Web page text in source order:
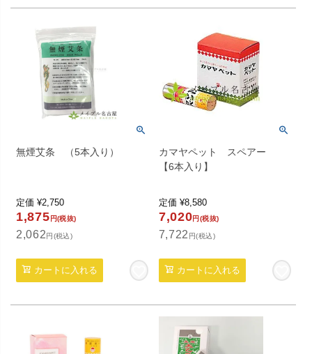
無煙艾条 （5本入り）
定価 ¥2,750
1,875 円(税抜)
2,062円(税込)
カートに入れる
カマヤペット スペアー
【6本入り】
定価 ¥8,580
7,020円(税抜)
7,722 円(税込)
カートに入れる